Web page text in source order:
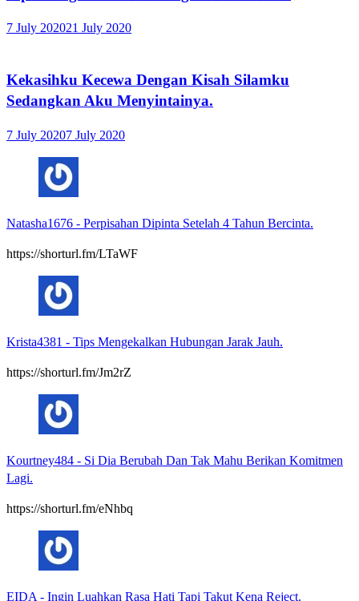
7 July 202021 July 2020
Kekasihku Kecewa Dengan Kisah Silamku
Sedangkan Aku Menyintainya.
7 July 20207 July 2020
Natasha1676 - Perpisahan Dipinta Setelah 4 Tahun Bercinta.
https://shorturl.fm/LTaWF
Krista4381 - Tips Mengekalkan Hubungan Jarak Jauh.
https://shorturl.fm/Jm2rZ
Kourtney484 - Si Dia Berubah Dan Tak Mahu Berikan Komitmen
Lagi.
https://shorturl.fm/eNhbq
EIDA - Ingin Luahkan Rasa Hati Tapi Takut Kena Reject.